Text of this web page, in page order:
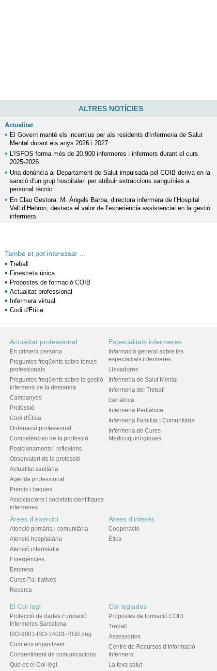
ALTRES NOTÍCIES
Actualitat
El Govern manté els incentius per als residents d'Infermeria de Salut
Mental durant els anys 2026 i 2027
L'ISFOS forma més de 20.900 infermeres i infermers durant el curs
2025-2026
Una denúncia al Departament de Salut impulsada pel COIB deriva en la
sanció d'un grup hospitalari per atribuir extraccions sanguínies a
personal tècnic
En Clau Gestora: M. Àngels Barba, directora infermera de l’Hospital
Vall d’Hebron, destaca el valor de l’experiència assistencial en la gestió
infermera
També et pot interessar ...
Treball
Finestreta única
Propostes de formació COIB
Actualitat professional
Infermera virtual
Codi d'Ètica
Actualitat professional
En primera persona
Preguntes freqüents sobre temes
professionals
Preguntes freqüents sobre la gestió
infermera de la demanda
Campanyes
Professió
Codi d'Ètica
Ordenació professional
Competències de la professió
Posicionaments i reflexions
Observatori de la professió
Actualitat sanitària
Agenda professional
Premis i beques
Associacions i societats científiques
infermeres
Especialitats infermeres
Informació general sobre les
especialitats infermeres
Llevadores
Infermeria de Salut Mental
Infermeria del Treball
Geriàtrica
Infermeria Pediàtrica
Infermeria Familiar i Comunitària
Infermeria de Cures
Medicoquirúrgiques
Àrees d'exercici
Atenció primària i comunitària
Atenció hospitalària
Atenció intermèdia
Emergències
Empresa
Cures Pal·liatives
Recerca
Àrees d'interès
Cooperació
Ètica
El Col·legi
Protecció de dades Fundació
Infermeres Barcelona
ISO-9001-ISO-14001-RGB.png
Com ens organitzem
Consentiment de comunicacions
Què és el Col·legi
Col·legiades
Propostes de formació COIB
Treball
Assessories
Centre de Recursos d’Informació
Infermera
La teva salut